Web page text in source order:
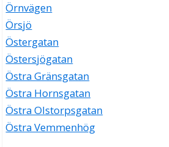
Örnvägen
Örsjö
Östergatan
Östersjögatan
Östra Gränsgatan
Östra Hornsgatan
Östra Olstorpsgatan
Östra Vemmenhög